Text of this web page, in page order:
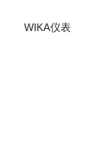
WIKA仪表